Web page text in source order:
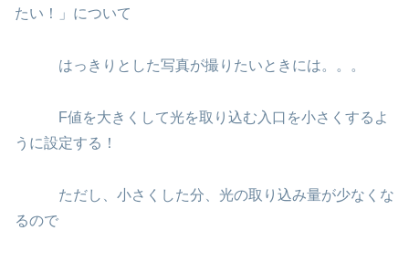
たい！」について
はっきりとした写真が撮りたいときには。。。
F値を大きくして光を取り込む入口を小さくするよ
うに設定する！
ただし、小さくした分、光の取り込み量が少なくな
るので